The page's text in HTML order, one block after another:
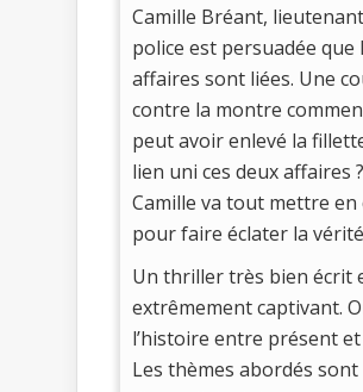
Camille Bréant,
police est persuadée que
affaires sont liées. Une
contre la montre
peut avoir enlevé la
lien uni ces deux affaires ?
Camille va tout mettre
pour faire éclater la
Un thriller très bien écrit
extrêmement captivant.
l’histoire entre présent et
Les thèmes abordés sont